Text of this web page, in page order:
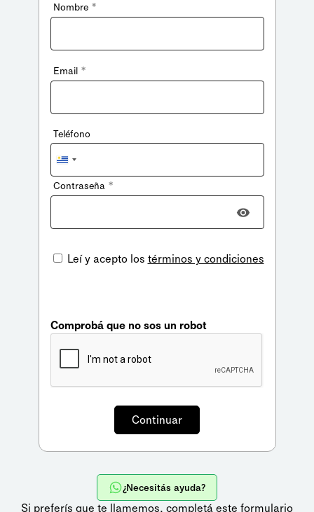
Nombre *
Email *
Teléfono
Uruguay
+598
Contraseña *
Leí y acepto los términos y condiciones
Comprobá que no sos un robot
¿Necesitás ayuda?
Si preferís que te llamemos, completá este formulario